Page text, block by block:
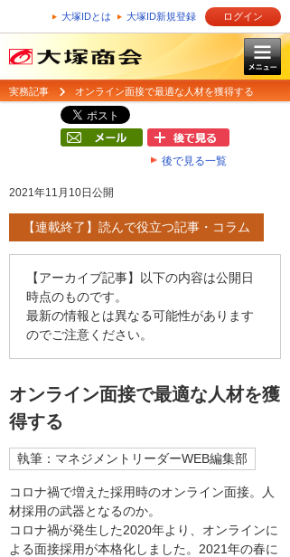
大塚IDとは 大塚ID新規登録 ログイン
実務記事 オンライン面接で最適な人材を獲得する
後で見る一覧
2021年11月10日公開
【連載終了】読んで役立つ記事・コラム
【アーカイブ記事】以下の内容は公開日
時点のものです。
最新の情報とは異なる可能性があります
のでご注意ください。
オンライン面接で最適な人材を獲
得する
執筆：マネジメントリーダーWEB編集部
コロナ禍で増えた採用時のオンライン面接。人
材採用の武器となるのか。
コロナ禍が発生した2020年より、オンラインに
よる面接採用が本格化しました。2021年の春に